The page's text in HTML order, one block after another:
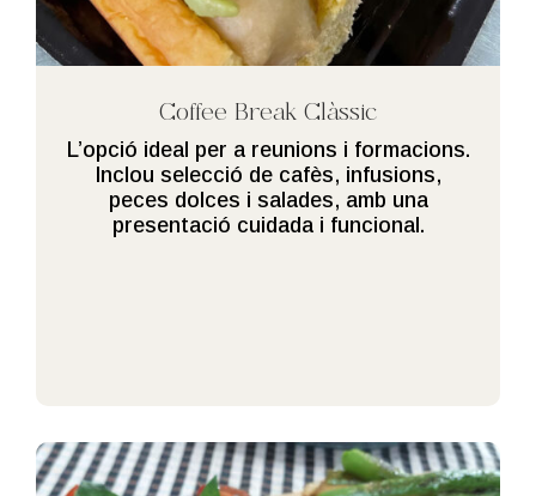
Coffee Break Clàssic
L’opció ideal per a reunions i formacions.
Inclou selecció de cafès, infusions,
peces dolces i salades, amb una
presentació cuidada i funcional.